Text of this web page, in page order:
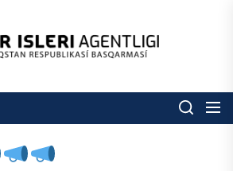
Respublikası
basqarması
jaslar isleri